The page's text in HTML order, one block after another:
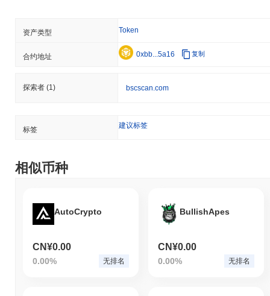
资产类型 Token
合约地址 0xbb...5a16 复制
探索者 (1) bscscan.com
标签 建议标签
相似币种
AutoCrypto
CN¥0.00
0.00% 无排名
BullishApes
CN¥0.00
0.00% 无排名